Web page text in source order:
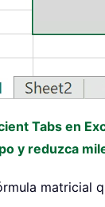
Tabs en
y reduzca
matricial